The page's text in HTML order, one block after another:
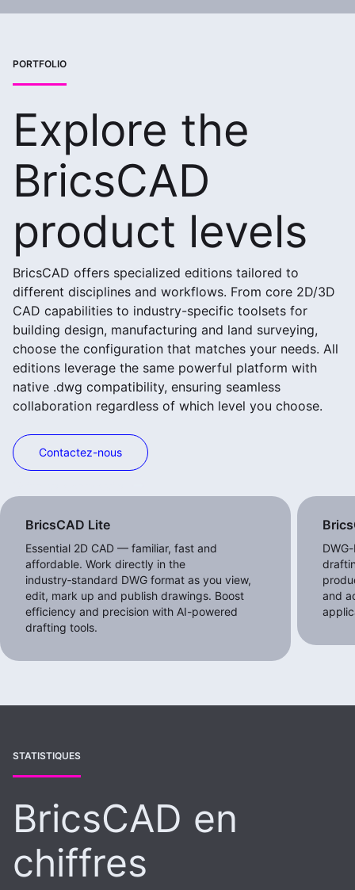
PORTFOLIO
Explore the
BricsCAD
product levels
BricsCAD offers specialized editions tailored to
different disciplines and workflows. From core 2D/3D
CAD capabilities to industry-specific toolsets for
building design, manufacturing and land surveying,
choose the configuration that matches your needs. All
editions leverage the same powerful platform with
native .dwg compatibility, ensuring seamless
collaboration regardless of which level you choose.
Contactez-nous
BricsCAD Lite
Essential 2D CAD — familiar, fast and
affordable. Work directly in the
industry‑standard DWG format as you view,
edit, mark up and publish drawings. Boost
efficiency and precision with AI-powered
drafting tools.
and
STATISTIQUES
BricsCAD en
chiffres